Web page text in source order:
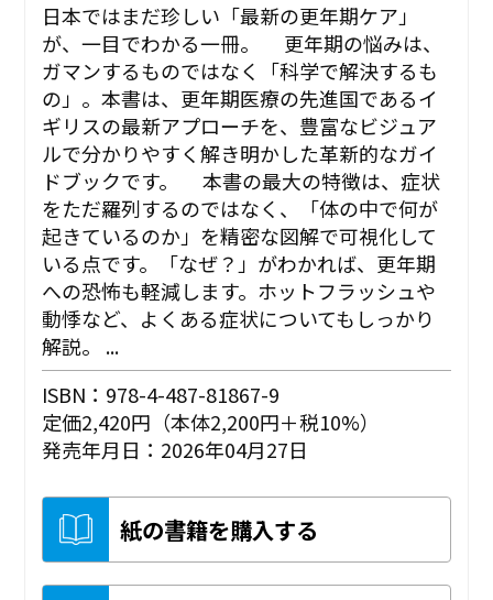
日本ではまだ珍しい「最新の更年期ケア」
が、一目でわかる一冊。 更年期の悩みは、
ガマンするものではなく「科学で解決するも
の」。本書は、更年期医療の先進国であるイ
ギリスの最新アプローチを、豊富なビジュア
ルで分かりやすく解き明かした革新的なガイ
ドブックです。 本書の最大の特徴は、症状
をただ羅列するのではなく、「体の中で何が
起きているのか」を精密な図解で可視化して
いる点です。「なぜ？」がわかれば、更年期
への恐怖も軽減します。ホットフラッシュや
動悸など、よくある症状についてもしっかり
解説。 ...
ISBN：978-4-487-81867-9
定価2,420円（本体2,200円＋税10%）
発売年月日：2026年04月27日
紙の書籍を購入する